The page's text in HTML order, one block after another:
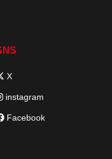
X
instagram
Facebook